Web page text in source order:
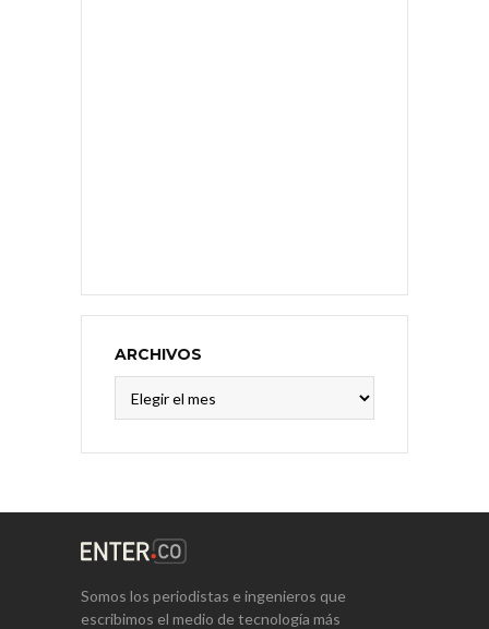
ARCHIVOS
Somos los periodistas e ingenieros que
escribimos el medio de tecnología más